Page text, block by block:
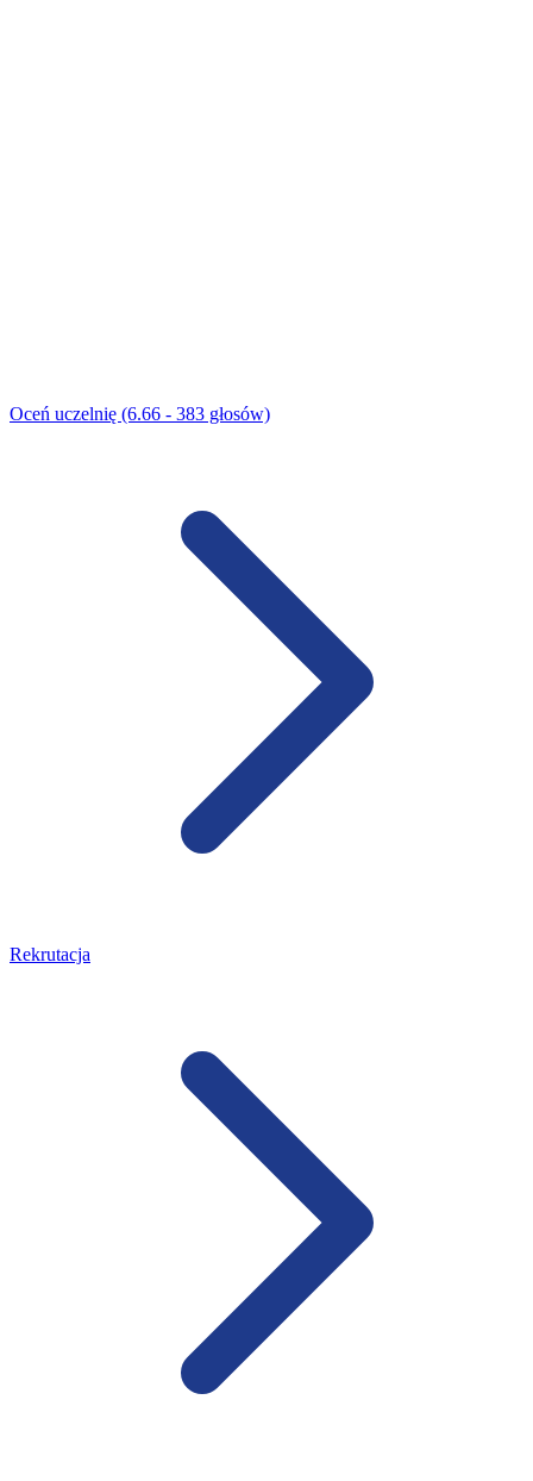
Oceń uczelnię (6.66 - 383 głosów)
Rekrutacja